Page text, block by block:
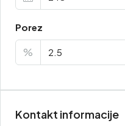
Porez
%
Kontakt informacije